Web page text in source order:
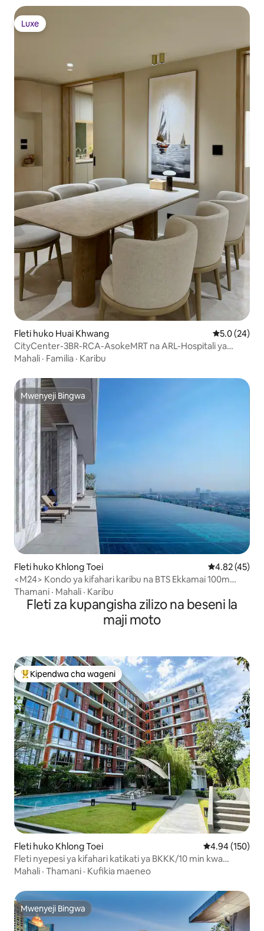
Luxe
Luxe
Fleti huko Huai Khwang Ukadiriaji
5.0 (24)
CityCenter-3BR-RCA-AsokeMRT na ARL-Hospitali ya
Rama9 RB4
Mahali · Familia · Karibu
Mwenyeji Bingwa
Mwenyeji Bingwa
Fleti huko Khlong Toei Ukadiriaji wa
4.82 (45)
<M24> Kondo ya kifahari karibu na BTS Ekkamai 100m
infinity pool Thonglor business district
Thamani · Mahali · Karibu
Fleti za kupangisha zilizo na beseni la
maji moto
Kipendwa maarufu cha wageni
Kipendwa cha wageni
Fleti huko Khlong Toei Ukadiriaji wa
4.94 (150)
Fleti nyepesi ya kifahari katikati ya BKKK/10 min kwa
BTS/wilaya ya biashara ya Ladies/bustani ya
kulala/kituo cha basi mashariki
Mahali · Thamani · Kufikia maeneo
Mwenyeji Bingwa
Mwenyeji Bingwa